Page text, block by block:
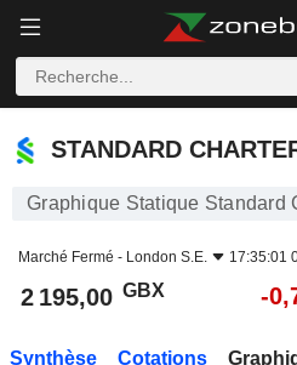
STANDARD
Graphique Statique Standard
Marché Fermé - London S.E. 17:35:01
2 195,00 GBX -
Synthèse Cotations